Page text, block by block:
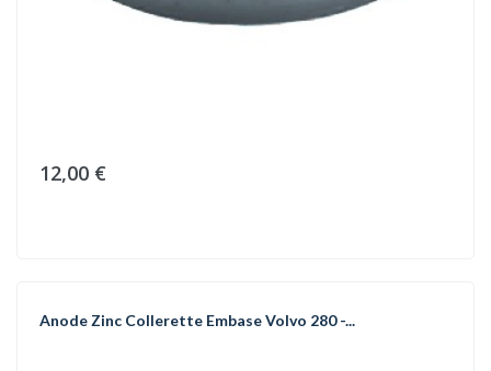
12,00 €
Anode Zinc Collerette Embase Volvo 280 -...